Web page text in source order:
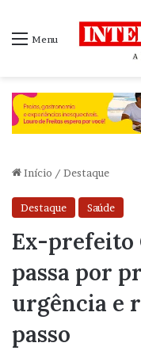
Menu
Início / Destaque
Destaque Saúde
Ex-prefeito
passa por
urgência e
passo